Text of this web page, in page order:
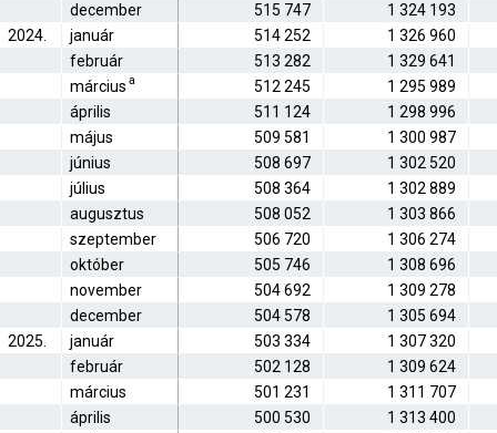
december
515 747
1 324 193
2024.
január 514 252
1 326 960
február
513 282
1 329 641
március a 512 245
1 295 989
április
511 124
1 298 996
május
509 581
1 300 987
június
508 697
1 302 520
július
508 364
1 302 889
augusztus
508 052
1 303 866
szeptember
506 720
1 306 274
október
505 746
1 308 696
november
504 692
1 309 278
december
504 578
1 305 694
2025.
január 503 334
1 307 320
február
502 128
1 309 624
március
501 231
1 311 707
április
500 530
1 313 400